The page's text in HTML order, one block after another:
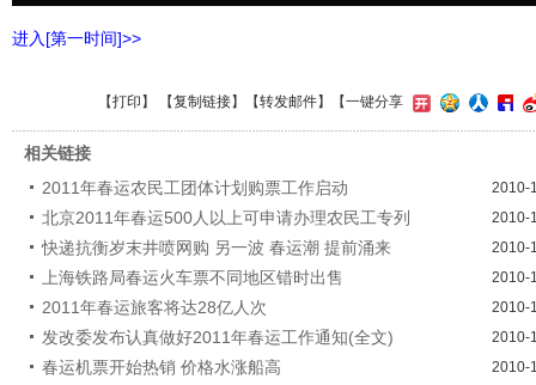
进入[第一时间]>>
【打印 】 【复制链接】【转发邮件】 【一键分享
相关链接
2011年春运农民工团体计划购票工作启动
2010-
北京2011年春运500人以上可申请办理农民工专列 2010-
快递抗衡岁末井喷网购 另一波 春运潮 提前涌来 2010-
上海铁路局春运火车票不同地区错时出售 2010-
2011年春运旅客将达28亿人次 2010-
发改委发布认真做好2011年春运工作通知(全文) 2010-
春运机票开始热销 价格水涨船高 2010-